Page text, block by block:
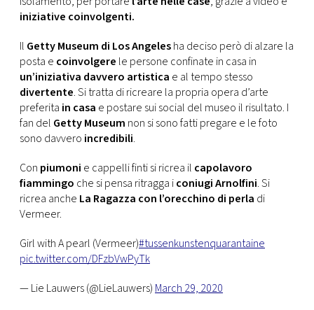
CONSIGLIA
iniziative coinvolgenti.
Il Getty Museum di Los Angelesha deciso però di alzare la
posta e coinvolgere le persone confinate in casa in
un’iniziativa davvero artistica e al tempo stesso
divertente. Si tratta di ricreare la propria opera d’arte
preferita in casa e postare sui social del museo il risultato. I
fan del Getty Museum non si sono fatti pregare e le foto
sono davvero incredibili.
Con piumoni e cappelli finti si ricrea il capolavoro
fiammingo che si pensa ritragga iconiugi Arnolfini. Si
ricrea anche La Ragazza con l’orecchino di perla di
Vermeer.
Girl with A pearl (Vermeer)#tussenkunstenquarantaine
pic.twitter.com/DFzbVwPyTk
— Lie Lauwers (@LieLauwers) March 29, 2020